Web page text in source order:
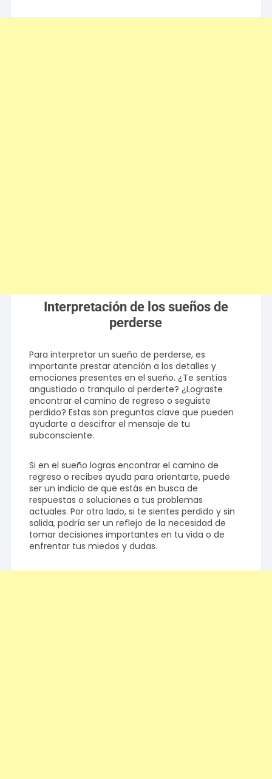
Interpretación de los sueños de
perderse
Para interpretar un sueño de perderse, es
importante prestar atención a los detalles y
emociones presentes en el sueño. ¿Te sentías
angustiado o tranquilo al perderte? ¿Lograste
encontrar el camino de regreso o seguiste
perdido? Estas son preguntas clave que pueden
ayudarte a descifrar el mensaje de tu
subconsciente.
Si en el sueño logras encontrar el camino de
regreso o recibes ayuda para orientarte, puede
ser un indicio de que estás en busca de
respuestas o soluciones a tus problemas
actuales. Por otro lado, si te sientes perdido y sin
salida, podría ser un reflejo de la necesidad de
tomar decisiones importantes en tu vida o de
enfrentar tus miedos y dudas.